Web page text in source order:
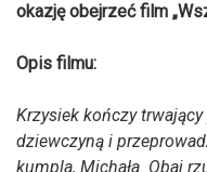
okazję obejrzeć film
Opis filmu:
Krzysiek kończy
dziewczyną i
kumpla, Michała. Obaj